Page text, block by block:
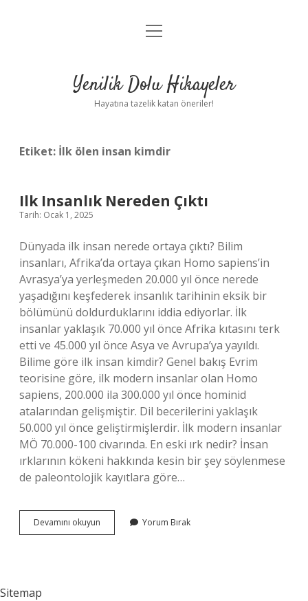
Anasayfa
Yasal Uyarı
menüyü
Yenilik Dolu Hikayeler
Hayatına tazelik katan öneriler!
Etiket: İlk ölen insan kimdir
Ilk Insanlık Nereden Çıktı
Tarih: Ocak 1, 2025
Dünyada ilk insan nerede ortaya çıktı? Bilim
insanları, Afrika’da ortaya çıkan Homo sapiens’in
Avrasya’ya yerleşmeden 20.000 yıl önce nerede
yaşadığını keşfederek insanlık tarihinin eksik bir
bölümünü doldurduklarını iddia ediyorlar. İlk
insanlar yaklaşık 70.000 yıl önce Afrika kıtasını terk
etti ve 45.000 yıl önce Asya ve Avrupa’ya yayıldı.
Bilime göre ilk insan kimdir? Genel bakış Evrim
teorisine göre, ilk modern insanlar olan Homo
sapiens, 200.000 ila 300.000 yıl önce hominid
atalarından gelişmiştir. Dil becerilerini yaklaşık
50.000 yıl önce geliştirmişlerdir. İlk modern insanlar
MÖ 70.000-100 civarında. En eski ırk nedir? İnsan
ırklarının kökeni hakkında kesin bir şey söylenmese
de paleontolojik kayıtlara göre…
Devamını okuyun
Insanlık
Yorum Bırak
Sitemap